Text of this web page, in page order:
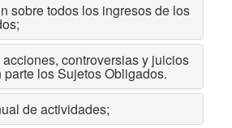
sobre todos los ingresos de los
controversias y juicios
los Sujetos Obligados.
de actividades;